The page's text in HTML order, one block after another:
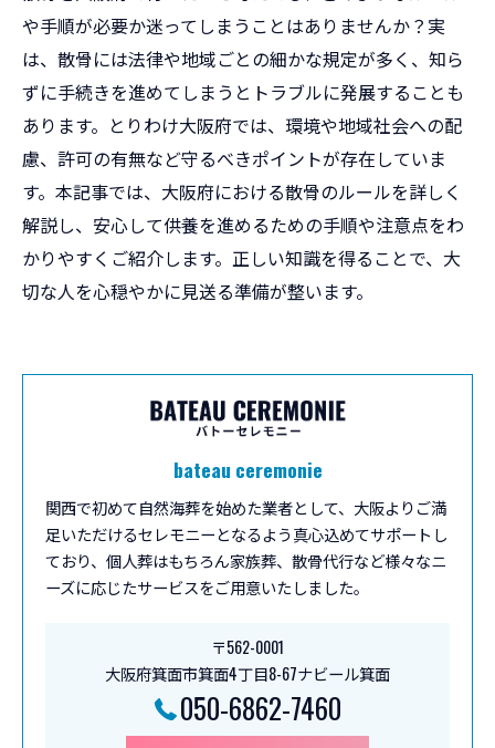
や手順が必要か迷ってしまうことはありませんか？実
は、散骨には法律や地域ごとの細かな規定が多く、知ら
ずに手続きを進めてしまうとトラブルに発展することも
あります。とりわけ大阪府では、環境や地域社会への配
慮、許可の有無など守るべきポイントが存在していま
す。本記事では、大阪府における散骨のルールを詳しく
解説し、安心して供養を進めるための手順や注意点をわ
かりやすくご紹介します。正しい知識を得ることで、大
切な人を心穏やかに見送る準備が整います。
bateau ceremonie
関西で初めて自然海葬を始めた業者として、大阪よりご満
足いただけるセレモニーとなるよう真心込めてサポートし
ており、個人葬はもちろん家族葬、散骨代行など様々なニ
ーズに応じたサービスをご用意いたしました。
〒562-0001
大阪府箕面市箕面4丁目8-67ナビール箕面
050-6862-7460